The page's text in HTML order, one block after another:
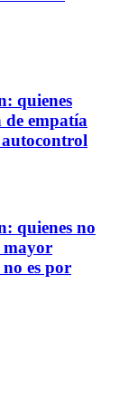
quienes
empatía
quienes no
mayor
es por